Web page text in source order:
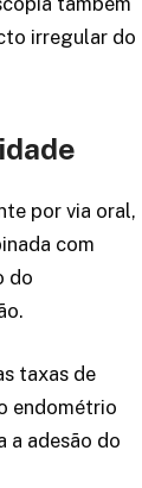
irregular do
por via oral,
com
do
taxas de
endométrio
a adesão do